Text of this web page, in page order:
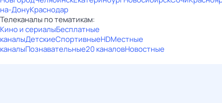
на-ДонуКраснодар
Телеканалы по тематикам:
Кино и сериалыБесплатные
каналыДетскиеСпортивныеHDМестные
каналыПознавательные20 каналовНовостные